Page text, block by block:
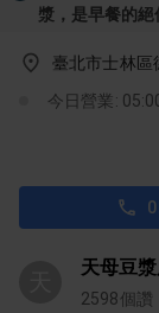
漿，是早餐的絕
臺北市士林區
今日營業:
天母豆
2598個讚